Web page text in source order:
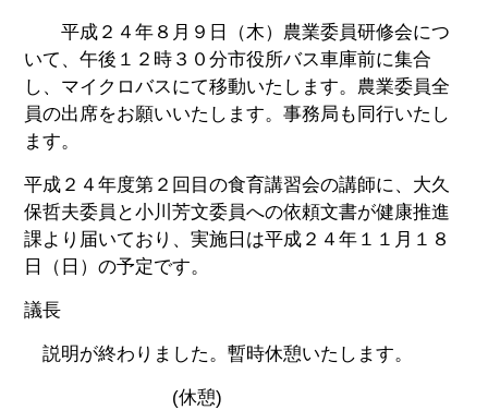
平成２４年８月９日（木）農業委員研修会につ
いて、午後１２時３０分市役所バス車庫前に集合
し、マイクロバスにて移動いたします。農業委員全
員の出席をお願いいたします。事務局も同行いたし
ます。
平成２４年度第２回目の食育講習会の講師に、大久
保哲夫委員と小川芳文委員への依頼文書が健康推進
課より届いており、実施日は平成２４年１１月１８
日（日）の予定です。
議長
説明が終わりました。暫時休憩いたします。
(休憩)